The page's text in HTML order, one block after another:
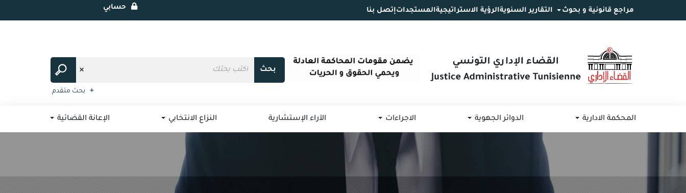
المحتوى
مراجع قانونية و بحوث التقارير السنويةالرؤية الاستراتيجيةالمستجداتإتصل بنا حسابي
بحث
بحث متقدم
المحكمة الادارية الدوائر الجهوية الاجراءات الآراء الإستشارية النزاع الانتخابي الإعانة القضائية